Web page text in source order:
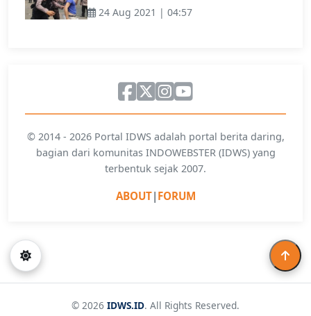
24 Aug 2021 | 04:57
© 2014 - 2026 Portal IDWS adalah portal berita daring,
bagian dari komunitas INDOWEBSTER (IDWS) yang
terbentuk sejak 2007.
ABOUT| FORUM
© 2026 IDWS.ID. All Rights Reserved.